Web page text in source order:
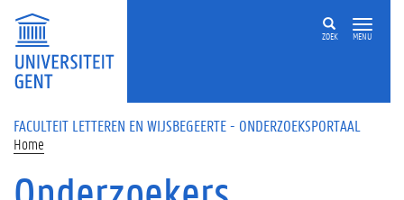
Overslaan en naar de inhoud gaan
ZOEK MENU
FACULTEIT LETTEREN EN WIJSBEGEERTE - ONDERZOEKSPORTAAL
Home